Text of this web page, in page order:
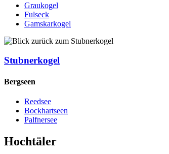
Graukogel
Fulseck
Gamskarkogel
Stubnerkogel
Bergseen
Reedsee
Bockhartseen
Palfnersee
Hochtäler